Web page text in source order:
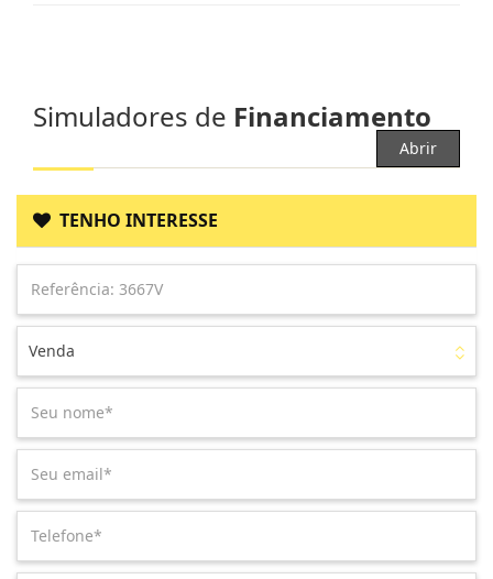
Simuladores de Financiamento
Abrir
TENHO INTERESSE
Venda